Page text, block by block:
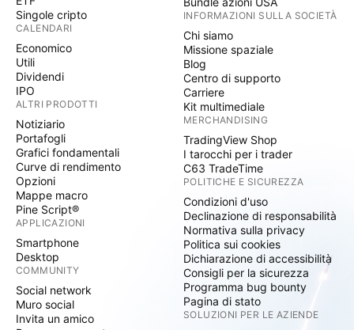
Singole cripto
CALENDARI
Economico
Utili
Dividendi
IPO
ALTRI PRODOTTI
Notiziario
Portafogli
Grafici fondamentali
Curve di rendimento
Opzioni
Mappe macro
Pine Script®
APPLICAZIONI
Smartphone
Desktop
COMMUNITY
Social network
Muro social
Invita un amico
INFORMAZIONI SULLA SOCIETÀ
Chi siamo
Missione spaziale
Blog
Centro di supporto
Carriere
Kit multimediale
MERCHANDISING
TradingView Shop
I tarocchi per i trader
C63 TradeTime
POLITICHE E SICUREZZA
Condizioni d'uso
Declinazione di responsabilità
Normativa sulla privacy
Politica sui cookies
Dichiarazione di accessibilità
Consigli per la sicurezza
Programma bug bounty
Pagina di stato
SOLUZIONI PER LE AZIENDE